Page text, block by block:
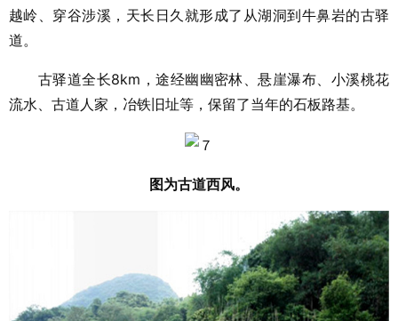
越岭、穿谷涉溪，天长日久就形成了从湖洞到牛鼻岩的古驿
道。
古驿道全长8km，途经幽幽密林、悬崖瀑布、小溪桃花
流水、古道人家，冶铁旧址等，保留了当年的石板路基。
图为古道西风。